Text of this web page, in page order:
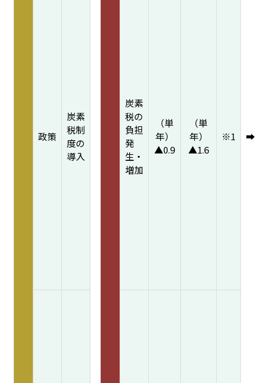
政策
炭素
税制
度の
導入
炭素
税の
負担
発
生・
増加
（単
年）
▲0.9
（単
年）
▲1.6
※1 ➡